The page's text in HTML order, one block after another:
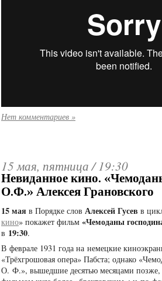
Нет комментариев »
15 мая, пятница /19:30
Невиданное кино.
О.Ф.» Алексея Грановского
15 мая в Порядке слов Алексей Гусев в
кино» покажет фильм «Чемоданы
в 19:30.
В феврале 1931 года на немецкие
«Трёхгрошовая опера» Пабста; однако
О. Ф.», вышедшие десятью месяцами позже,